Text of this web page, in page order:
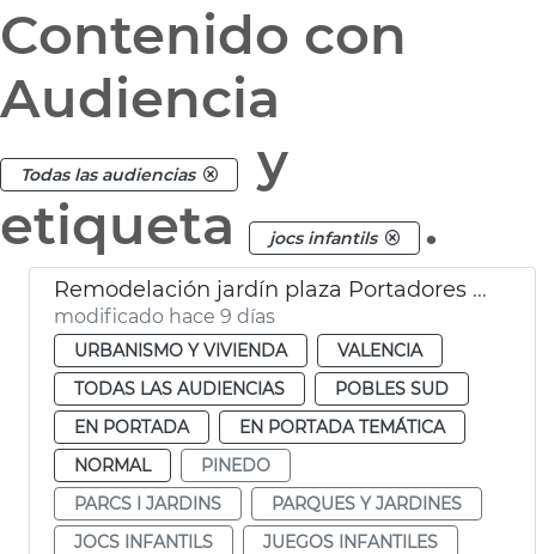
Contenido con
Audiencia
Todas las audiencias
y
etiqueta
jocs infantils .
Remodelación jardín plaza Portadores Virgen María Pinedo
modificado hace 9 días
URBANISMO Y VIVIENDA
VALENCIA
TODAS LAS AUDIENCIAS
POBLES SUD
EN PORTADA
EN PORTADA TEMÁTICA
NORMAL
PINEDO
PARCS I JARDINS
PARQUES Y JARDINES
JOCS INFANTILS
JUEGOS INFANTILES